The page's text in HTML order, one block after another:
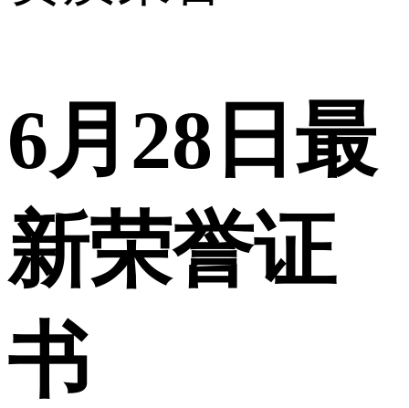
6月28日最
新荣誉证
书